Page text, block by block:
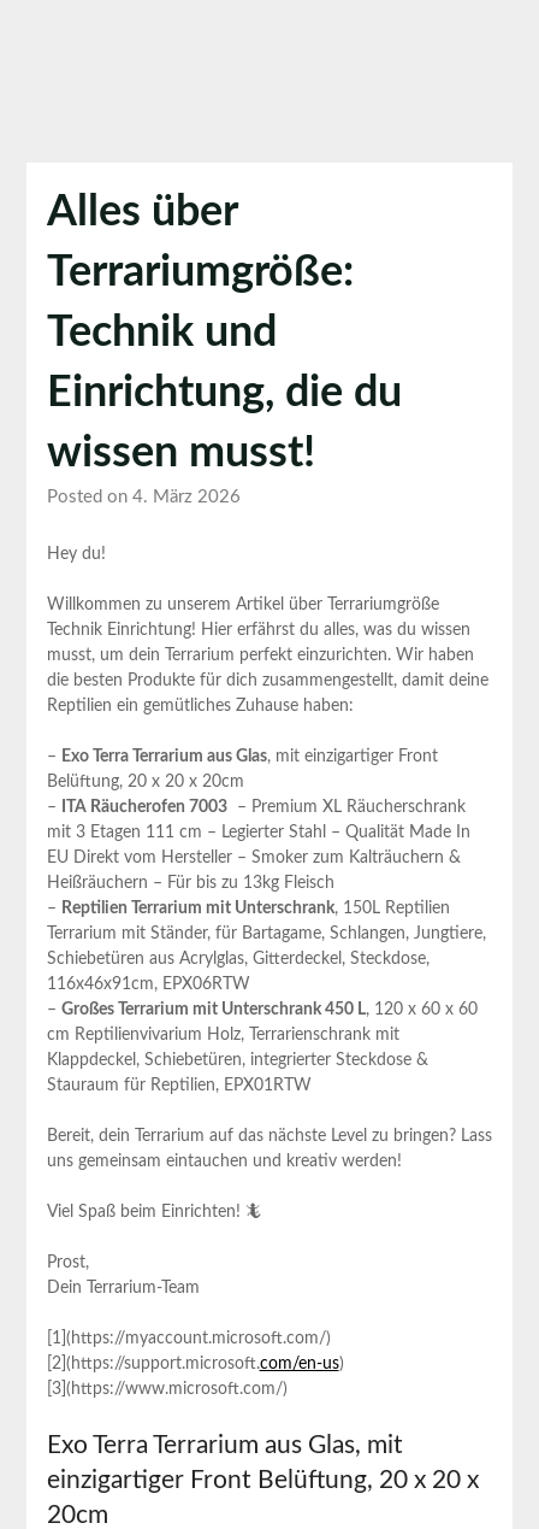
Alles über
Terrariumgröße:
Technik und
Einrichtung, die du
wissen musst!
Posted on 4. März 2026
Hey du!
Willkommen zu unserem Artikel über Terrariumgröße
‍Technik Einrichtung! Hier erfährst du alles, was du wissen
musst, ‌um​ dein ​Terrarium perfekt⁢ einzurichten. Wir haben
die besten Produkte für dich​ zusammengestellt, damit deine
Reptilien ein gemütliches Zuhause haben:
– Exo Terra Terrarium aus Glas, mit einzigartiger Front
Belüftung, 20 x ⁤20 x 20cm
–
ITA Räucherofen 7003‌ – Premium XL Räucherschrank ​
mit 3 Etagen 111 cm – Legierter Stahl – Qualität Made In
EU Direkt vom Hersteller – Smoker zum Kalträuchern &
Heißräuchern –⁤ Für bis zu 13kg Fleisch
– Reptilien⁤ Terrarium mit Unterschrank, 150L Reptilien
Terrarium mit Ständer, für Bartagame, Schlangen, Jungtiere,
Schiebetüren aus⁤ Acrylglas, Gitterdeckel,​ Steckdose,⁤
116x46x91cm, EPX06RTW
– Großes​ Terrarium mit Unterschrank 450 L, 120 x 60 x 60
cm⁤ Reptilienvivarium Holz, Terrarienschrank mit
Klappdeckel, Schiebetüren, integrierter Steckdose &
Stauraum für Reptilien, EPX01RTW
Bereit, dein Terrarium auf das nächste Level zu⁣ bringen? Lass
uns gemeinsam eintauchen und kreativ werden!
Viel Spaß beim Einrichten! 🦎
Prost,
Dein Terrarium-Team
[1](https://myaccount.microsoft.com/)
[2](https://support.microsoft.com/en-us)
[3](https://www.microsoft.com/)
Exo Terra Terrarium ⁢aus Glas, mit
einzigartiger Front Belüftung, 20 x 20 x
⁢20cm